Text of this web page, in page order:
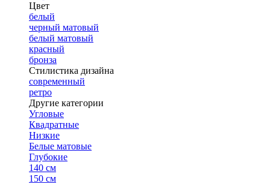
Цвет
белый
черный матовый
белый матовый
красный
бронза
Стилистика дизайна
современный
ретро
Другие категории
Угловые
Квадратные
Низкие
Белые матовые
Глубокие
140 см
150 см